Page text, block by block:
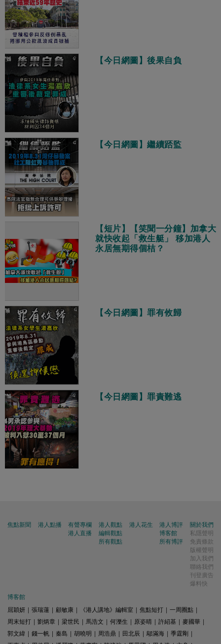
【今日網圖】後果自負
【今日網圖】繼續踎監
【短片】【笑聞一分鐘】加拿大
就快收起「救生艇」 移加港人
永居無期得個桔？
【今日網圖】罪有攸歸
【今日網圖】罪責難逃
焦點新聞 港人點播
有聲專欄
港人直播
港人觀點
編輯觀點
所有觀點
港人花生
港人博評
博客館
所有博評
關於我們
私隱聲明
免責條款
版權聲明
加入我們
聯絡我們
刊登廣告
爆料快
博客館
屈穎妍
張瑞蓮 顧敏康 《港人講地》編輯室 焦點短打 一周圈點
周末短打
劉炳章 梁世民 馬浩文 何濼生 原姿晴 許紹基 麥國華
郭文緯
錢一帆 秦島 胡曉明 周浩鼎 田北辰 鄔滿海 季霆剛